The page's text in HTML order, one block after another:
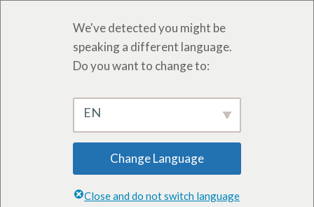
We've detected you might be
speaking a different language.
Do you want to change to:
EN
Change Language
Close and do not switch language